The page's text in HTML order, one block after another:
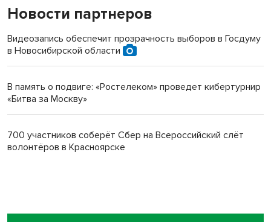
Новости партнеров
Видеозапись обеспечит прозрачность выборов в Госдуму
в Новосибирской области
В память о подвиге: «Ростелеком» проведет кибертурнир
«Битва за Москву»
700 участников соберёт Сбер на Всероссийский слёт
волонтёров в Красноярске